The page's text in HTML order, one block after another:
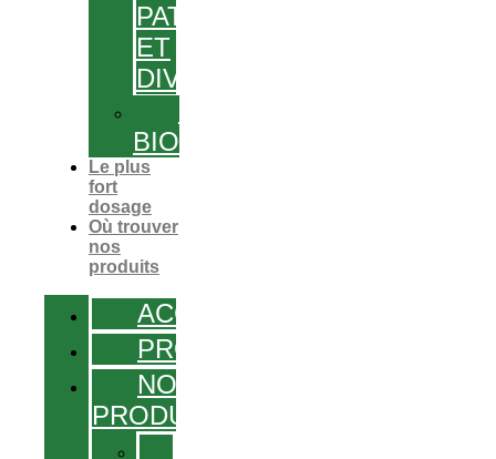
PATCHS
ET
DIVERS
BIO
Le plus
fort
dosage
Où trouver
nos
produits
ACCUEIL
PROMOS
NOS
PRODUITS